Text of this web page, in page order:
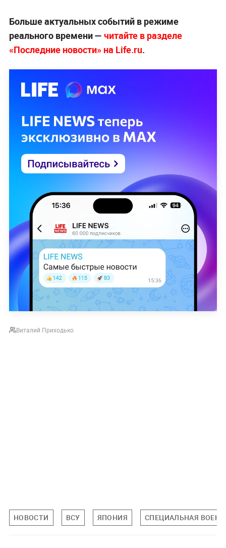
Больше актуальных событий в режиме
реального времени — читайте в разделе
«Последние новости» на Life.ru.
Виталий Приходько
НОВОСТИ ВСУ ЯПОНИЯ СПЕЦИАЛЬНАЯ